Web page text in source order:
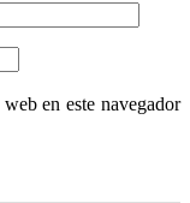
en este navegador